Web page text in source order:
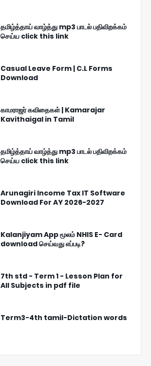
தமிழ்த்தாய் வாழ்த்து mp3 பாடல் பதிவிறக்கம்
செய்ய click this link
Casual Leave Form | C.L Forms
Download
காமராஜர் கவிதைகள் | Kamarajar
Kavithaigal in Tamil
தமிழ்த்தாய் வாழ்த்து mp3 பாடல் பதிவிறக்கம்
செய்ய click this link
Arunagiri Income Tax IT Software
Download For AY 2026-2027
Kalanjiyam App மூலம் NHIS E- Card
download செய்வது எப்படி?
7th std - Term 1 - Lesson Plan for
All Subjects in pdf file
Term3-4th tamil-Dictation words